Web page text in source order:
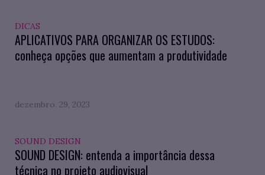
DICAS
APLICATIVOS PARA ORGANIZAR OS ESTUDOS:
conheça opções que aumentam a produtividade
dezembro. 29, 2023
SOUND DESIGN
SOUND DESIGN: entenda a importância dessa
técnica no projeto audiovisual